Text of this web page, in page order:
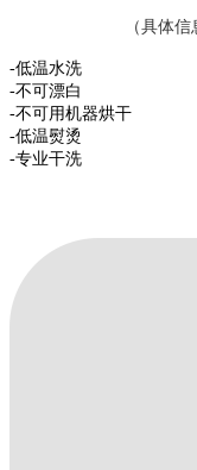
（具体
-低温水洗
-不可漂白
-不可用机器烘干
-低温熨烫
-专业干洗